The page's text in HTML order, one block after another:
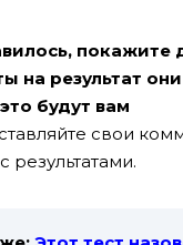
покажите
на результат
будут вам
свои
результатами.